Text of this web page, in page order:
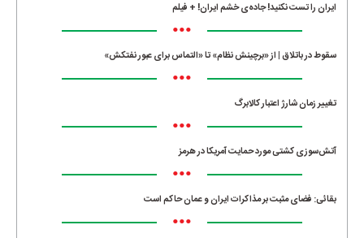
ایران را تست نکنید! جاده‌ی خشم ایران! + فیلم
•••
سقوط در باتلاق | از «برچینش نظام» تا «التماس برای عبور نفتکش»
•••
تغییر زمان شارژ اعتبار کالابرگ
•••
آتش‌سوزی کشتی مورد حمایت آمریکا در هرمز
•••
بقائی: فضای مثبت بر مذاکرات ایران و عمان حاکم است
•••